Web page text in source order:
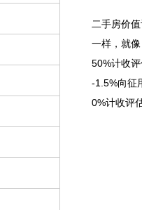
二手房价
一样，就
50%计收
-1.5%向
0%计收评